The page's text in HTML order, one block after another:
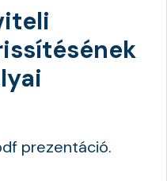
prezentáció.